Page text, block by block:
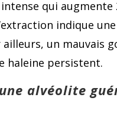
qui augmente
indique une
ailleurs, un mauvais
haleine persistent.
alvéolite